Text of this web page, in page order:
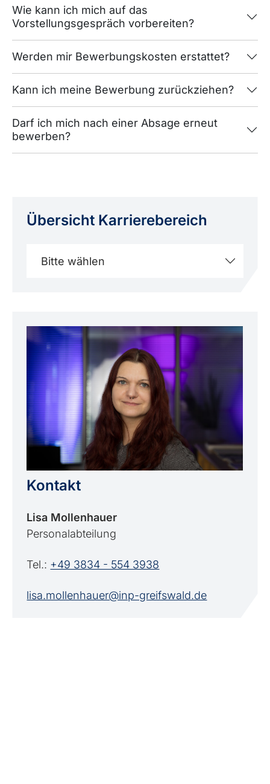
Wie kann ich mich auf das
Vorstellungsgespräch vorbereiten?
Werden mir Bewerbungskosten erstattet?
Kann ich meine Bewerbung zurückziehen?
Darf ich mich nach einer Absage erneut
bewerben?
Übersicht Karriere­bereich
Bitte wählen
Kontakt
Lisa Mollenhauer
Personalabteilung
Tel.: +49 3834 - 554 3938
lisa.mollenhauer@inp-greifswald.de